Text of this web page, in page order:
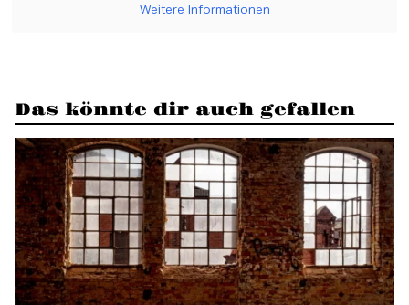
Weitere Informationen
Das könnte dir auch gefallen